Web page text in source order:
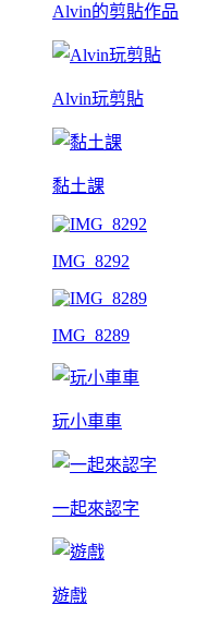
Alvin的剪貼作品
Alvin玩剪貼
黏土課
IMG_8292
IMG_8289
玩小車車
一起來認字
遊戲